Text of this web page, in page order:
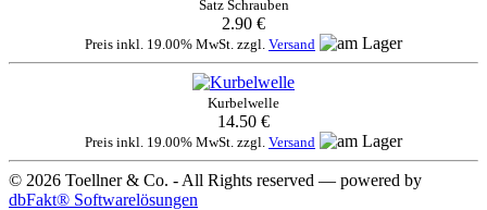
Satz Schrauben
2.90 €
Preis inkl. 19.00% MwSt. zzgl. Versand
Kurbelwelle
14.50 €
Preis inkl. 19.00% MwSt. zzgl. Versand
© 2026 Toellner & Co. - All Rights reserved — powered by
dbFakt® Softwarelösungen